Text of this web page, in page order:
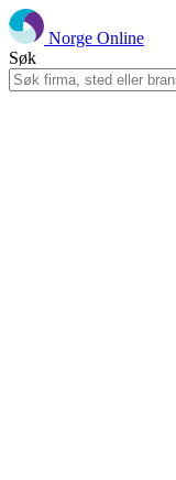
Norge Online
Søk